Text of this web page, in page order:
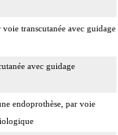
transcutanée avec guidage
avec guidage
endoprothèse, par voie